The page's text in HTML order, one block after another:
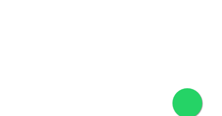
Rua Emiliano Perneta 288 Loja 02 – Shopping Green Tower